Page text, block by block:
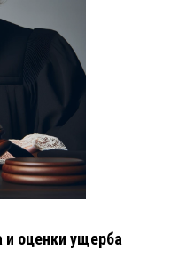
и оценки ущерба